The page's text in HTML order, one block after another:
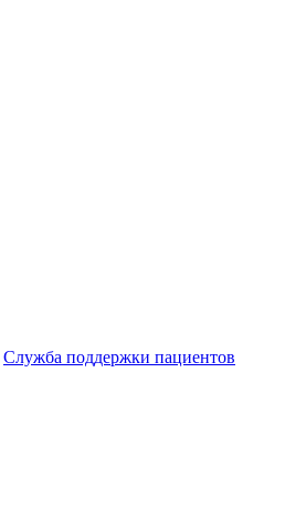
Служба поддержки пациентов